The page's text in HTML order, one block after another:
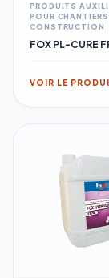
PRODUITS
POUR CHANTIERS
CONSTRUCTION
FOX PL-CURE
VOIR LE